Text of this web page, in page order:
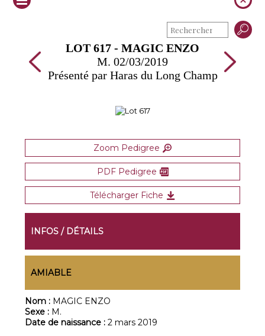
LOT 617 - MAGIC ENZO
M. 02/03/2019
Présenté par Haras du Long Champ
Zoom Pedigree
PDF Pedigree
Télécharger Fiche
INFOS / DÉTAILS
AMIABLE
Nom : MAGIC ENZO
Sexe : M.
Date de naissance :2 mars 2019